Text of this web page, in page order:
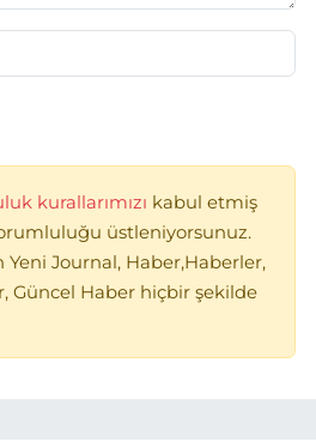
kurallarımızı kabul etmiş
üstleniyorsunuz.
Yeni Journal, Haber,Haberler,
Güncel Haber hiçbir şekilde